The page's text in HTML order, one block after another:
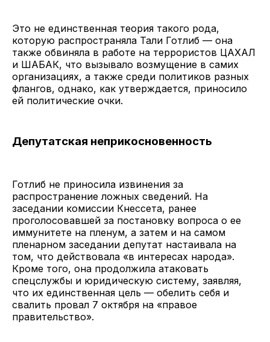
Это не единственная теория такого рода,
которую распространяла Тали Готлиб — она
также обвиняла в работе на террористов ЦАХАЛ
и ШАБАК, что вызывало возмущение в самих
организациях, а также среди политиков разных
флангов, однако, как утверждается, приносило
ей политические очки.
Депутатская неприкосновенность
Готлиб не приносила извинения за
распространение ложных сведений. На
заседании комиссии Кнессета, ранее
проголосовавшей за постановку вопроса о ее
иммунитете на пленум, а затем и на самом
пленарном заседании депутат настаивала на
том, что действовала «в интересах народа».
Кроме того, она продолжила атаковать
спецслужбы и юридическую систему, заявляя,
что их единственная цель — обелить себя и
свалить провал 7 октября на «правое
правительство».